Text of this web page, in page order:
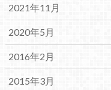
2021年11月
2020年5月
2016年2月
2015年3月